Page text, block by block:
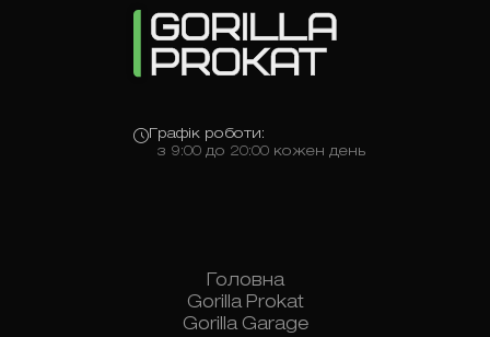
Графік роботи:
з 9:00 до 20:00 кожен день
Головна
Gorilla Prokat
Gorilla Garage